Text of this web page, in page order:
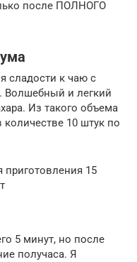
после ПОЛНОГО
сладости к чаю с
Волшебный и легкий
Из такого объема
10 штук по
приготовления 15
5 минут, но после
получаса. Я